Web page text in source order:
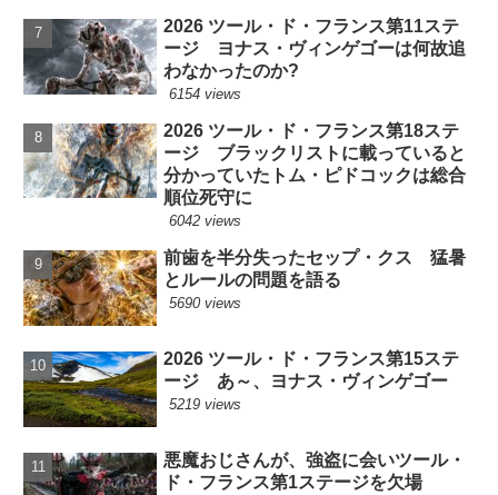
2026 ツール・ド・フランス第11ステ
ージ ヨナス・ヴィンゲゴーは何故追
わなかったのか?
6154 views
2026 ツール・ド・フランス第18ステ
ージ ブラックリストに載っていると
分かっていたトム・ピドコックは総合
順位死守に
6042 views
前歯を半分失ったセップ・クス 猛暑
とルールの問題を語る
5690 views
2026 ツール・ド・フランス第15ステ
ージ あ～、ヨナス・ヴィンゲゴー
5219 views
悪魔おじさんが、強盗に会いツール・
ド・フランス第1ステージを欠場